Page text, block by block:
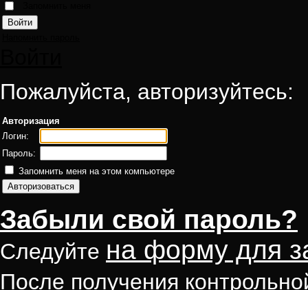
Пожалуйста, авторизуйтесь:
Авторизация
Логин:
Пароль:
Запомнить меня на этом компьютере
Забыли свой пароль?
Следуйте на форму для
После получения